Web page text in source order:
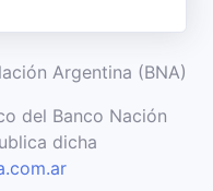
Argentina (BNA)
del Banco Nación
dicha